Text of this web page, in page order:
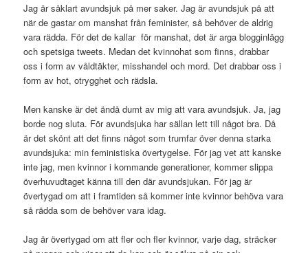
Jag är såklart avundsjuk på mer saker. Jag är avundsjuk på att
när de gastar om manshat från feminister, så behöver de aldrig
vara rädda. För det de kallar för manshat, det är arga blogginlägg
och spetsiga tweets. Medan det kvinnohat som finns, drabbar
oss i form av våldtäkter, misshandel och mord. Det drabbar oss i
form av hot, otrygghet och rädsla.
Men kanske är det ändå dumt av mig att vara avundsjuk. Ja, jag
borde nog sluta. För avundsjuka har sällan lett till något bra. Då
är det skönt att det finns något som trumfar över denna starka
avundsjuka: min feministiska övertygelse. För jag vet att kanske
inte jag, men kvinnor i kommande generationer, kommer slippa
överhuvudtaget känna till den där avundsjukan. För jag är
övertygad om att i framtiden så kommer inte kvinnor behöva vara
så rädda som de behöver vara idag.
Jag är övertygad om att fler och fler kvinnor, varje dag, sträcker